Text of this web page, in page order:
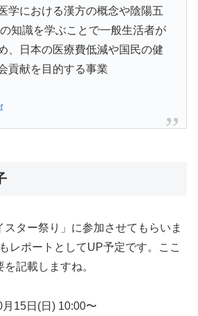
学における漢方の概念や陰陽五
知識を学ぶことで一般生活者が
、日本の医療費低減や国民の健
貢献を目的する事業
ター祭り」に参加させてもらいま
レポートとしてUP予定です。ここ
記載しますね。
15日(日) 10:00〜